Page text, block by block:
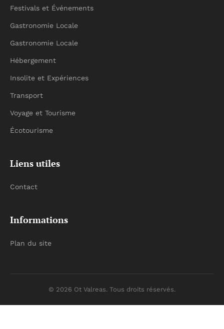
Festivals et Événements
Gastronomie Locale
Gastronomie Locale
Hébergement
Insolite et Expériences
Transport
Voyage et Tourisme
Écotourisme
Liens utiles
Contact
Informations
Plan du site
© 2026 Ot Valreas. Tous droits réservés.